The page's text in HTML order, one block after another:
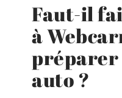
Faut-il
à
préparer
auto ?